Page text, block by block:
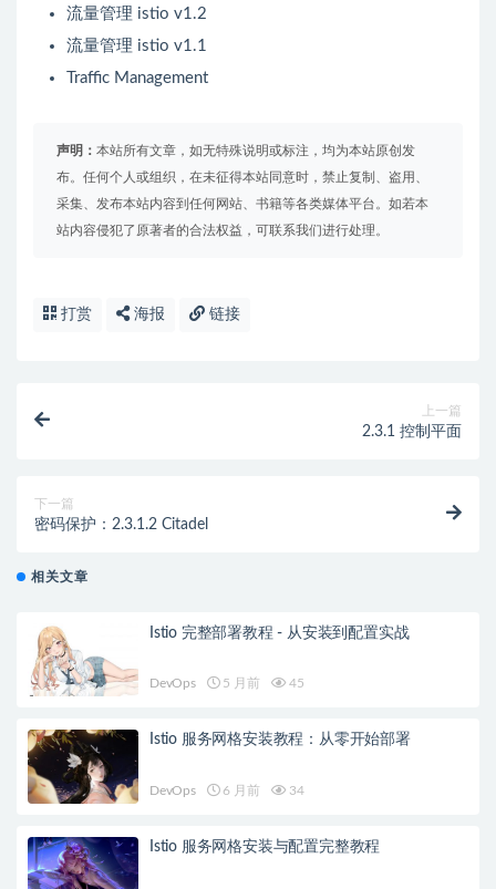
流量管理 istio v1.2
流量管理 istio v1.1
Traffic Management
声明： 本站所有文章，如无特殊说明或标注，均为本站原创发
布。任何个人或组织，在未征得本站同意时，禁止复制、盗用、
采集、发布本站内容到任何网站、书籍等各类媒体平台。如若本
站内容侵犯了原著者的合法权益，可联系我们进行处理。
打赏 海报 链接
上一篇
2.3.1 控制平面
下一篇
密码保护：2.3.1.2 Citadel
相关文章
Istio 完整部署教程 - 从安装到配置实战
DevOps 5 月前 45
Istio 服务网格安装教程：从零开始部署
DevOps 6 月前 34
Istio 服务网格安装与配置完整教程